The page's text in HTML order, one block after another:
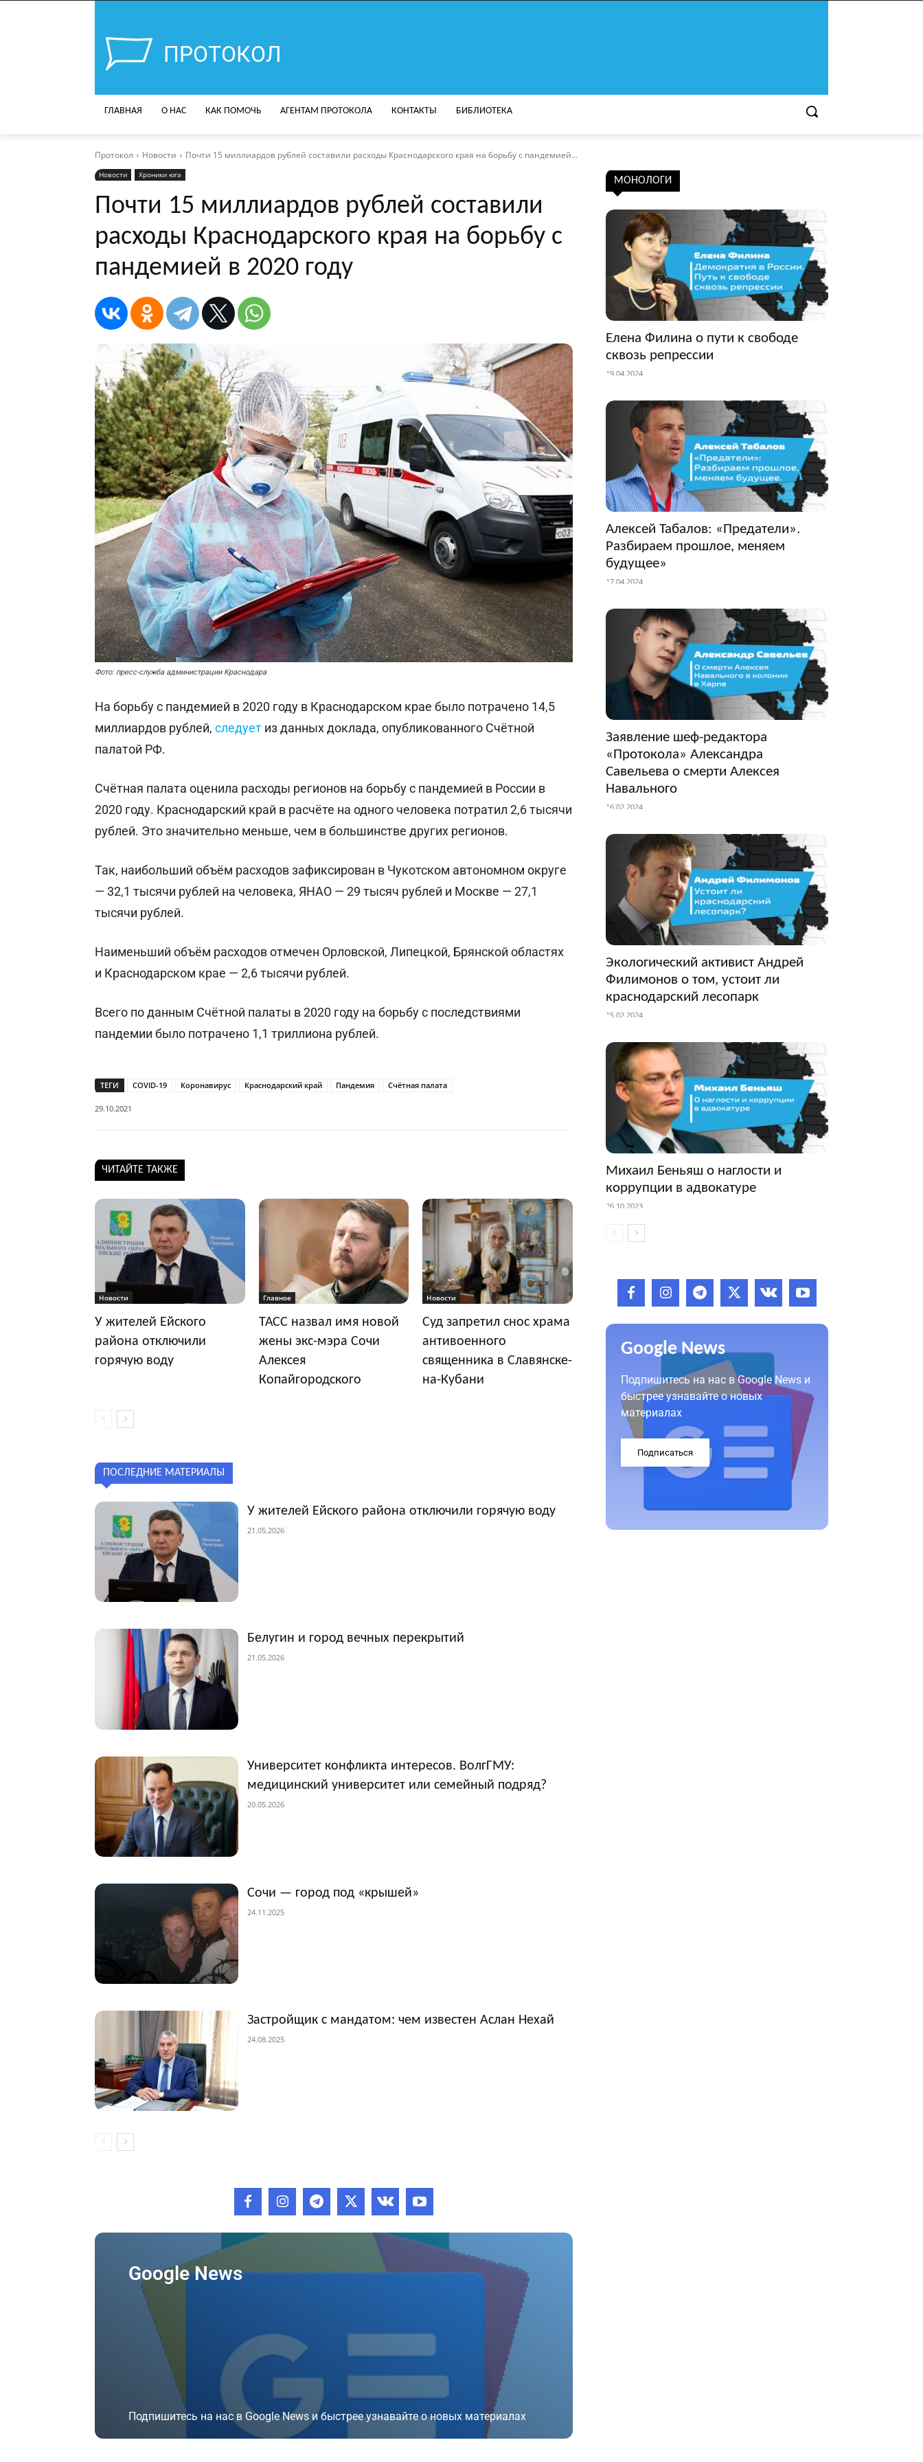
ПРОТОКОЛ
ГЛАВНАЯ О НАС КАК ПОМОЧЬ АГЕНТАМ ПРОТОКОЛА КОНТАКТЫ БИБЛИОТЕКА
Протокол Новости Почти 15 миллиардов рублей составили расходы Краснодарского края на борьбу с пандемией...
Новости Хроники юга
Почти 15 миллиардов рублей составили
расходы Краснодарского края на борьбу с
пандемией в 2020 году
Фото: пресс-служба администрации Краснодара
На борьбу с пандемией в 2020 году в Краснодарском крае было потрачено 14,5
миллиардов рублей, следует из данных доклада, опубликованного Счётной
палатой РФ.
Счётная палата оценила расходы регионов на борьбу с пандемией в России в
2020 году. Краснодарский край в расчёте на одного человека потратил 2,6 тысячи
рублей. Это значительно меньше, чем в большинстве других регионов.
Так, наибольший объём расходов зафиксирован в Чукотском автономном округе
— 32,1 тысячи рублей на человека, ЯНАО — 29 тысяч рублей и Москве — 27,1
тысячи рублей.
Наименьший объём расходов отмечен Орловской, Липецкой, Брянской областях
и Краснодарском крае — 2,6 тысячи рублей.
Всего по данным Счётной палаты в 2020 году на борьбу с последствиями
пандемии было потрачено 1,1 триллиона рублей.
ТЕГИ COVID-19 Коронавирус Краснодарский край Пандемия Счётная палата
29.10.2021
ЧИТАЙТЕ ТАКЖЕ
Новости
У жителей Ейского
района отключили
горячую воду
Главное
ТАСС назвал имя новой
жены экс-мэра Сочи
Алексея
Копайгородского
Новости
Суд запретил снос храма
антивоенного
священника в Славянске-
на-Кубани
ПОСЛЕДНИЕ МАТЕРИАЛЫ
У жителей Ейского района отключили горячую воду
21.05.2026
Белугин и город вечных перекрытий
21.05.2026
Университет конфликта интересов. ВолгГМУ:
медицинский университет или семейный подряд?
20.05.2026
Сочи — город под «крышей»
24.11.2025
Застройщик с мандатом: чем известен Аслан Нехай
24.08.2025
Google News
Подпишитесь на нас в Google News и быстрее узнавайте о новых материалах
МОНОЛОГИ
Елена Филина о пути к свободе
сквозь репрессии
19.04.2024
Алексей Табалов: «Предатели».
Разбираем прошлое, меняем
будущее»
17.04.2024
Заявление шеф-редактора
«Протокола» Александра
Савельева о смерти Алексея
Навального
16.02.2024
Экологический активист Андрей
Филимонов о том, устоит ли
краснодарский лесопарк
15.02.2024
Михаил Беньяш о наглости и
коррупции в адвокатуре
26.10.2023
Google News
Подпишитесь на нас в Google News и
быстрее узнавайте о новых
материалах
Подписаться